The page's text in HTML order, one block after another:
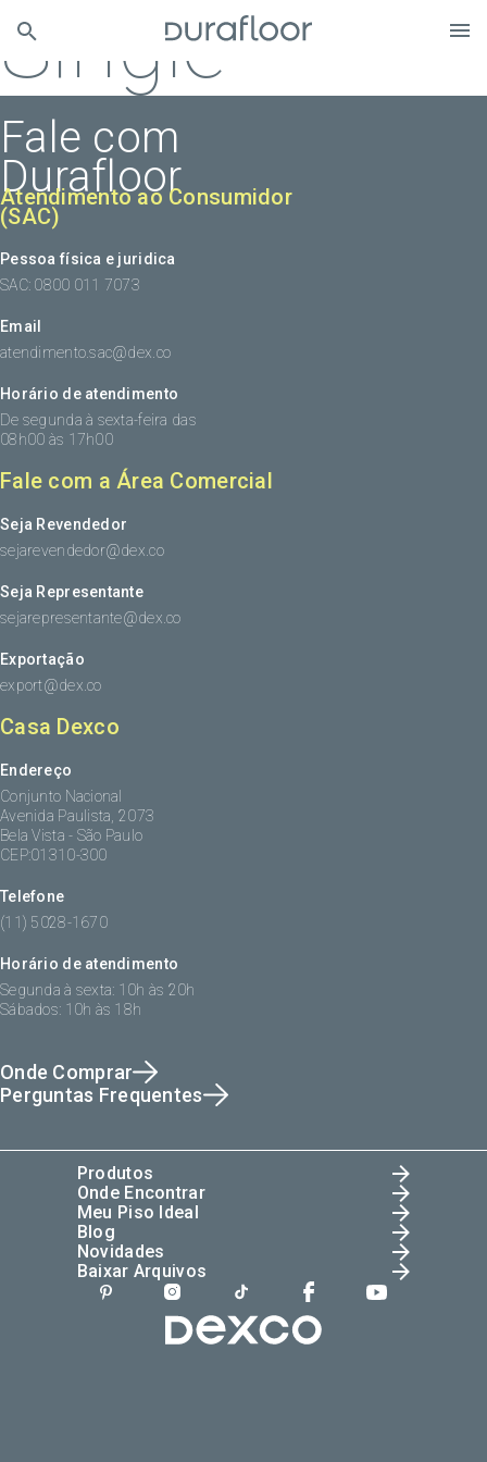
Single
Fale com
Durafloor
Atendimento ao Consumidor
(SAC)
Pessoa física e juridica
SAC: 0800 011 7073
Email
atendimento.sac@dex.co
Horário de atendimento
De segunda à sexta-feira das
08h00 às 17h00
Fale com a Área Comercial
Seja Revendedor
sejarevendedor@dex.co
Seja Representante
sejarepresentante@dex.co
Exportação
export@dex.co
Casa Dexco
Endereço
Conjunto Nacional
Avenida Paulista, 2073
Bela Vista - São Paulo
CEP:01310-300
Telefone
(11) 5028-1670
Horário de atendimento
Segunda à sexta: 10h às 20h
Sábados: 10h às 18h
Onde Comprar
Perguntas Frequentes
Produtos
Onde Encontrar
Meu Piso Ideal
Blog
Novidades
Baixar Arquivos